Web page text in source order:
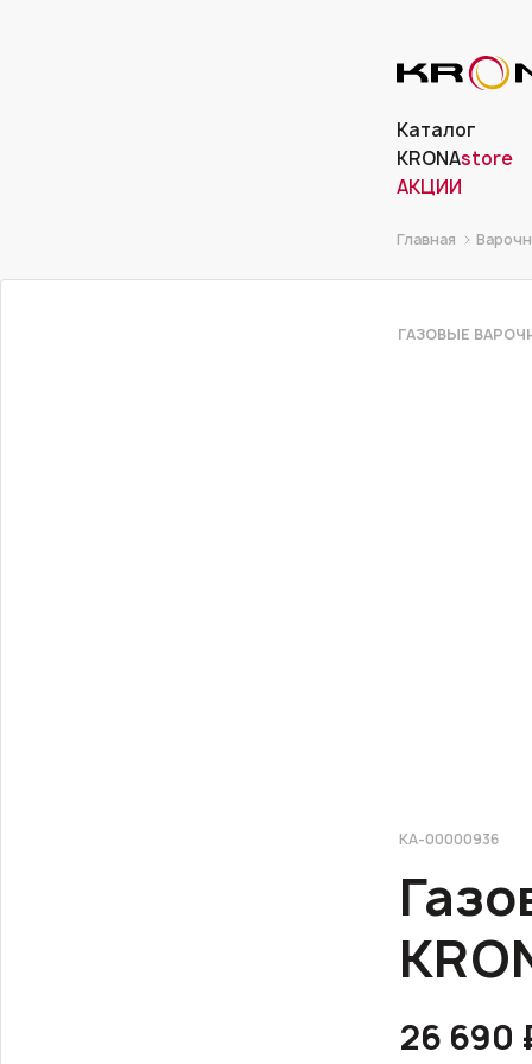
Каталог
KRONAstore
АКЦИИ
Главная
ГАЗОВЫЕ
КА-00000936
26 690